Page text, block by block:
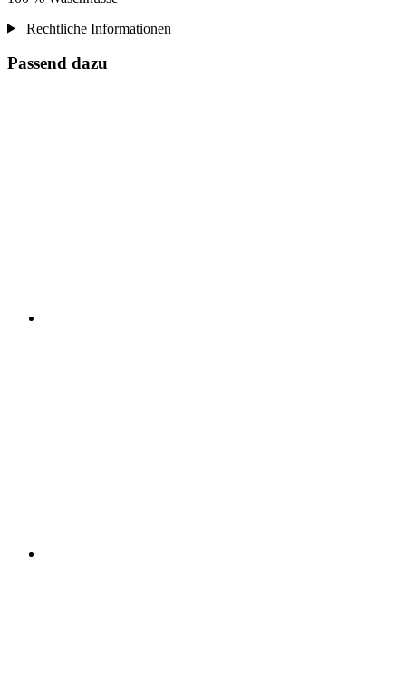
Rechtliche Informationen
Passend dazu